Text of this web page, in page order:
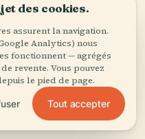
éditoriale d'Audiala à
architecturales
des cookies.
assurent la navigation.
Analytics) nous
fonctionnent — agrégés
revente. Vous pouvez
le pied de page.
Tout accepter